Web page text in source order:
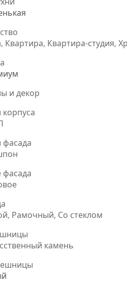
, Квартира, Квартира-студия,
и декор
Рамочный, Со стеклом
камень